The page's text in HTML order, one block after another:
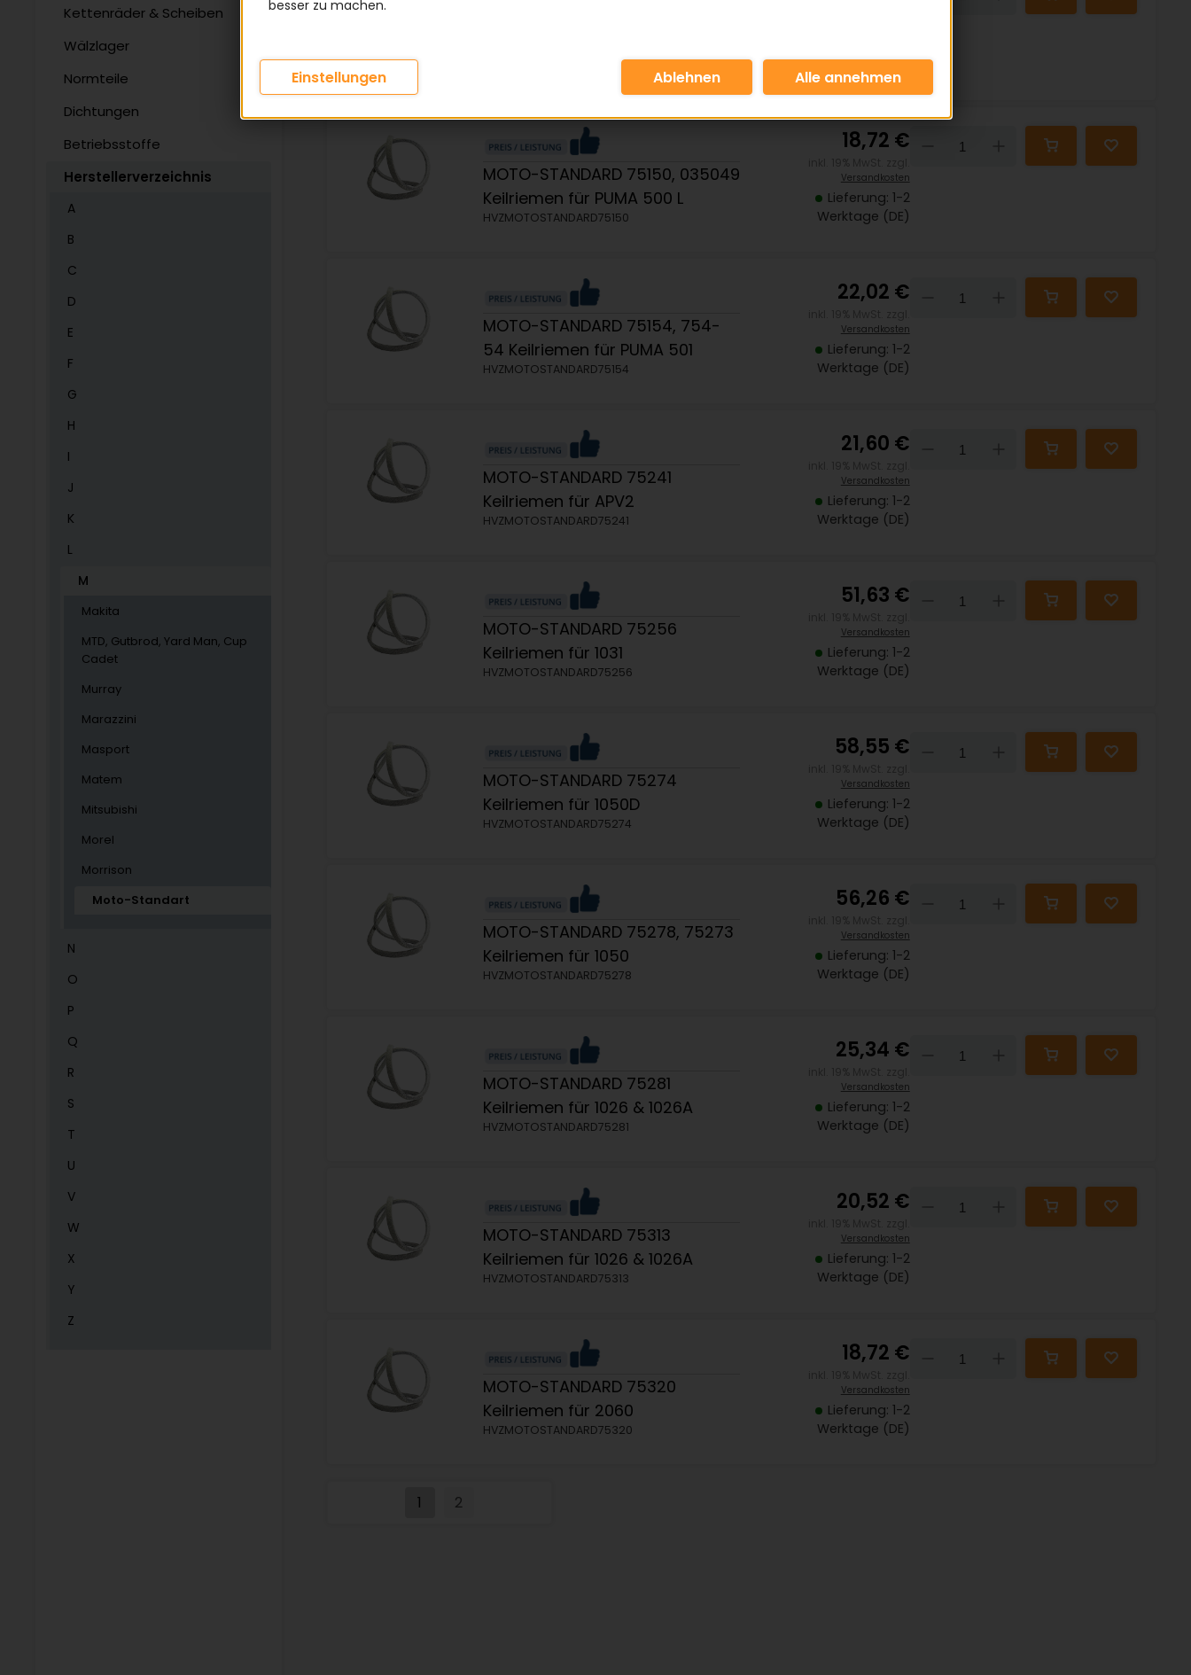
Kettenräder & Scheiben
Wälzlager
Normteile
Dichtungen
Betriebsstoffe
Herstellerverzeichnis
A
B
C
D
E
F
G
H
I
J
K
L
M
Makita
MTD, Gutbrod, Yard Man, Cup
Cadet
Murray
Marazzini
Masport
Matem
Mitsubishi
Morel
Morrison
Moto-Standart
N
O
P
Q
R
S
T
U
V
W
X
Y
Z
HVZMOTOSTANDARD75141
Werktage (DE)
MOTO-STANDARD 75150, 035049
Keilriemen für PUMA 500 L
HVZMOTOSTANDARD75150
18,72 €
Versandkosten
Lieferung: 1-2
Werktage (DE)
Down
MOTO-STANDARD 75154, 754-
54 Keilriemen für PUMA 501
HVZMOTOSTANDARD75154
22,02 €
Versandkosten
Lieferung: 1-2
Werktage (DE)
Down
MOTO-STANDARD 75241
Keilriemen für APV2
HVZMOTOSTANDARD75241
21,60 €
Versandkosten
Lieferung: 1-2
Werktage (DE)
Down
MOTO-STANDARD 75256
Keilriemen für 1031
HVZMOTOSTANDARD75256
51,63 €
Versandkosten
Lieferung: 1-2
Werktage (DE)
Down
MOTO-STANDARD 75274
Keilriemen für 1050D
HVZMOTOSTANDARD75274
58,55 €
Versandkosten
Lieferung: 1-2
Werktage (DE)
Down
MOTO-STANDARD 75278, 75273
Keilriemen für 1050
HVZMOTOSTANDARD75278
56,26 €
Versandkosten
Lieferung: 1-2
Werktage (DE)
Down
MOTO-STANDARD 75281
Keilriemen für 1026 & 1026A
HVZMOTOSTANDARD75281
25,34 €
Versandkosten
Lieferung: 1-2
Werktage (DE)
Down
MOTO-STANDARD 75313
Keilriemen für 1026 & 1026A
HVZMOTOSTANDARD75313
20,52 €
Versandkosten
Lieferung: 1-2
Werktage (DE)
Down
MOTO-STANDARD 75320
Keilriemen für 2060
HVZMOTOSTANDARD75320
18,72 €
Versandkosten
Lieferung: 1-2
Werktage (DE)
Down
1 2
besser zu machen.
Einstellungen